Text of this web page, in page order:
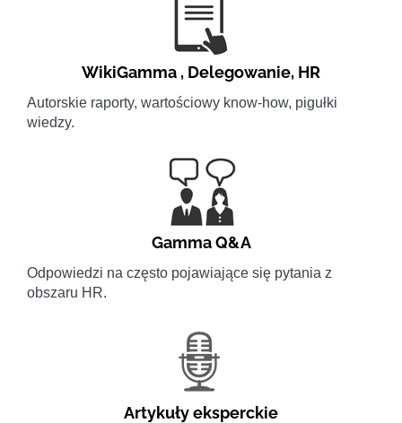
WikiGamma , Delegowanie, HR
Autorskie raporty, wartościowy know-how, pigułki
wiedzy.
Gamma Q&A
Odpowiedzi na często pojawiające się pytania z
obszaru HR.
Artykuły eksperckie